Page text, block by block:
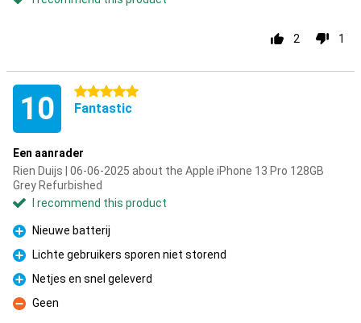
2 1
10 5 stars
Fantastic
Een aanrader
Rien Duijs | 06-06-2025 about the Apple iPhone 13 Pro 128GB
Grey Refurbished
I recommend this product
Pro
Nieuwe batterij
Pro
Lichte gebruikers sporen niet storend
Pro
Netjes en snel geleverd
Con
Geen